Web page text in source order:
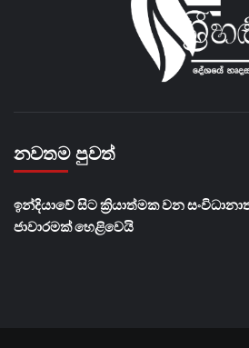
නවතම පුවත්
​ඉන්දියාවේ සිට ක්‍රියාත්මක වන
ජාවාරමක් හෙළිවෙයි